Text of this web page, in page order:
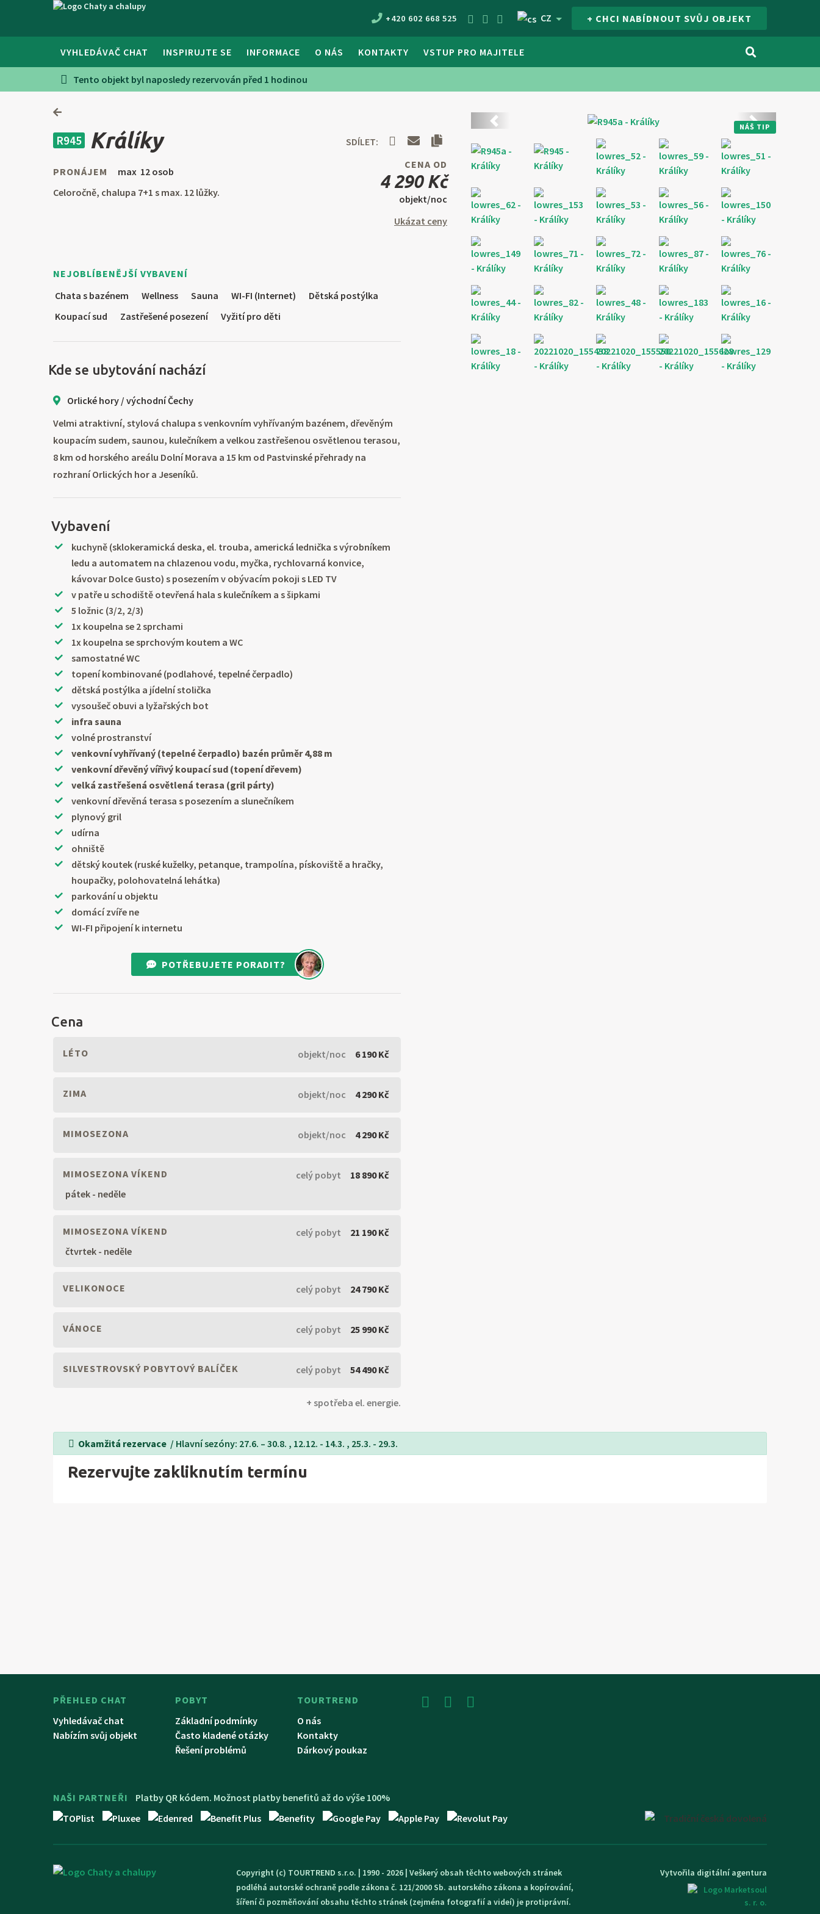
+420 602 668 525 CZ + CHCI NABÍDNOUT SVŮJ OBJEKT
VYHLEDÁVAČ CHAT INSPIRUJTE SE INFORMACE O NÁS KONTAKTY VSTUP PRO MAJITELE
Tento objekt byl naposledy rezervován před 1 hodinou
R945 Králíky SDÍLET:
Předchozí Další
NÁŠ TIP
PRONÁJEM
max 12 osob
Celoročně, chalupa 7+1 s max. 12 lůžky.
CENA OD
4 290 Kč
objekt/noc
Ukázat ceny
NEJOBLÍBENĚJŠÍ VYBAVENÍ
Chata s bazénem
Wellness Sauna WI-FI (Internet)
Dětská postýlka
Koupací sud
Zastřešené posezení Vyžití pro děti
Kde se ubytování nachází
Orlické hory / východní Čechy
Velmi atraktivní, stylová chalupa s venkovním vyhřívaným bazénem, dřevěným
koupacím sudem, saunou, kulečníkem a velkou zastřešenou osvětlenou terasou,
8 km od horského areálu Dolní Morava a 15 km od Pastvinské přehrady na
rozhraní Orlických hor a Jeseníků.
Vybavení
kuchyně (sklokeramická deska, el. trouba, americká lednička s výrobníkem
ledu a automatem na chlazenou vodu, myčka, rychlovarná konvice,
kávovar Dolce Gusto) s posezením v obývacím pokoji s LED TV
v patře u schodiště otevřená hala s kulečníkem a s šipkami
5 ložnic (3/2, 2/3)
1x koupelna se 2 sprchami
1x koupelna se sprchovým koutem a WC
samostatné WC
topení kombinované (podlahové, tepelné čerpadlo)
dětská postýlka a jídelní stolička
vysoušeč obuvi a lyžařských bot
infra sauna
volné prostranství
venkovní vyhřívaný (tepelné čerpadlo) bazén průměr 4,88 m
venkovní dřevěný vířivý koupací sud (topení dřevem)
velká zastřešená osvětlená terasa (gril párty)
venkovní dřevěná terasa s posezením a slunečníkem
plynový gril
udírna
ohniště
dětský koutek (ruské kuželky, petanque, trampolína, pískoviště a hračky,
houpačky, polohovatelná lehátka)
parkování u objektu
domácí zvíře ne
WI-FI připojení k internetu
POTŘEBUJETE PORADIT?
Cena
LÉTO objekt/noc 6 190 Kč
ZIMA objekt/noc 4 290 Kč
MIMOSEZONA objekt/noc 4 290 Kč
MIMOSEZONA VÍKEND celý pobyt
18 890 Kč
pátek - neděle
MIMOSEZONA VÍKEND celý pobyt
21 190 Kč
čtvrtek - neděle
VELIKONOCE celý pobyt 24 790 Kč
VÁNOCE celý pobyt 25 990 Kč
SILVESTROVSKÝ POBYTOVÝ BALÍČEK celý pobyt 54 490 Kč
+ spotřeba el. energie.
Okamžitá rezervace / Hlavní sezóny: 27.6. – 30.8. , 12.12. - 14.3. , 25.3. - 29.3.
Rezervujte zakliknutím termínu
PŘEHLED CHAT
Vyhledávač chat
Nabízím svůj objekt
POBYT
Základní podmínky
Často kladené otázky
Řešení problémů
TOURTREND
O nás
Kontakty
Dárkový poukaz
NAŠI PARTNEŘI Platby QR kódem. Možnost platby benefitů až do výše 100%
Copyright (c) TOURTREND s.r.o. | 1990 - 2026 | Veškerý obsah těchto webových stránek
podléhá autorské ochraně podle zákona č. 121/2000 Sb. autorského zákona a kopírování,
šíření či pozměňování obsahu těchto stránek (zejména fotografií a videí) je protiprávní.
Vytvořila digitální agentura